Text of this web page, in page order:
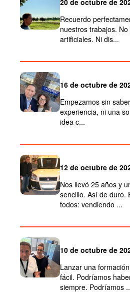
20 de octubre de
Recuerdo
nuestros trabajos.
artificiales. Ni dis...
16 de octubre de
Empezamos sin
experiencia, ni una
idea c...
12 de octubre de
Nos llevó 25 años y
sencillo. Así de duro.
todos: vendiendo ...
10 de octubre de
Lanzar una
fácil. Podríamos
siempre. Podríamos